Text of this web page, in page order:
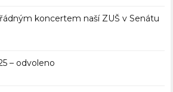
koncertem naší ZUŠ v Senátu
– odvoleno